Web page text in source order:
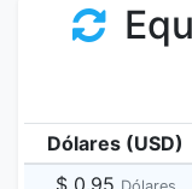
Dólares (USD)
$ 0.95